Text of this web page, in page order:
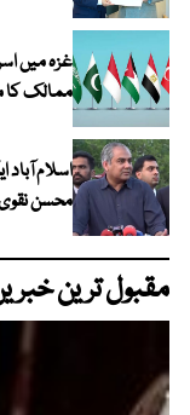
ممالک کا
اسلام
محسن
مقبول ترین